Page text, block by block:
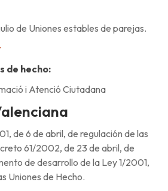
de Uniones estables de parejas.
de hecho:
i Atenció Ciutadana
de 6 de abril, de regulación de las
61/2002, de 23 de abril, de
de desarrollo de la Ley 1/2001,
Uniones de Hecho.